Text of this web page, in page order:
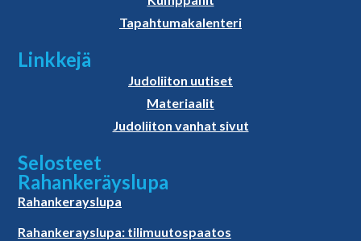
Tapahtumakalenteri
Linkkejä
Judoliiton uutiset
Materiaalit
Judoliiton vanhat sivut
Selosteet
Rahankeräyslupa
Rahankerayslupa
Rahankerayslupa: tilimuutospaatos